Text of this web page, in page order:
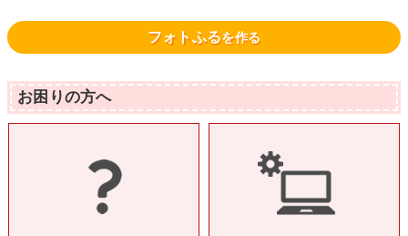
フォトふるを作る
お困りの方へ